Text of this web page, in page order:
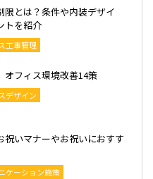
限とは？条件や内装デザイ
トを紹介
工事管理
オフィス環境改善14策
デザイン
祝いマナーやお祝いにおすす
ケーション施策